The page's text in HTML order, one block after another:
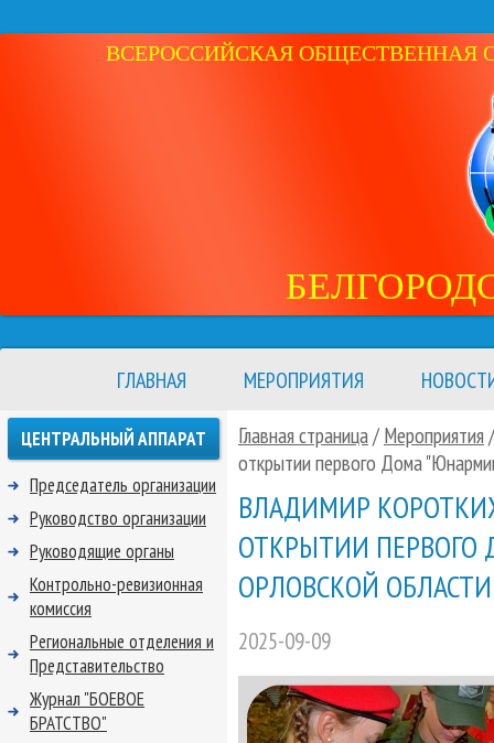
ВСЕРОССИЙСКАЯ ОБЩЕСТВЕННАЯ
ГЛАВНАЯ МЕРОПРИЯТИЯ
Главная страница/ Мероприятия
открытии первого Дома
ВЛАДИМИР
ОТКРЫТИИ
ОРЛОВСКОЙ ОБЛАСТИ
2025-09-09
ЦЕНТРАЛЬНЫЙ АППАРАТ
Председатель организации
Руководство организации
Руководящие органы
Контрольно-ревизионная
комиссия
Региональные отделения и
Представительство
Журнал "БОЕВОЕ
БРАТСТВО"